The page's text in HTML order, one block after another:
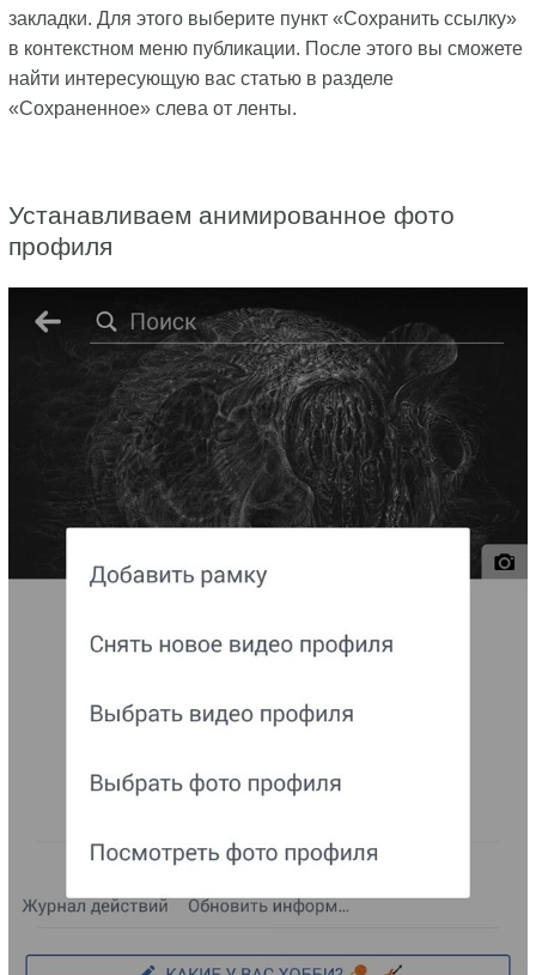
закладки. Для этого выберите пункт «Сохранить ссылку»
в контекстном меню публикации. После этого вы сможете
найти интересующую вас статью в разделе
«Сохраненное» слева от ленты.
Устанавливаем анимированное фото
профиля